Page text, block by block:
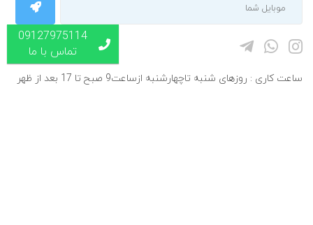
ساعت کاری : روزهای شنبه تاچهارشنبه ازساعت9 صبح تا 17 بعد از ظهر
09127975114
تماس با ما